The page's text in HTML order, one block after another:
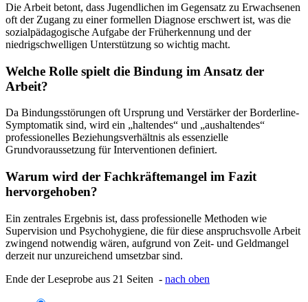
Die Arbeit betont, dass Jugendlichen im Gegensatz zu Erwachsenen
oft der Zugang zu einer formellen Diagnose erschwert ist, was die
sozialpädagogische Aufgabe der Früherkennung und der
niedrigschwelligen Unterstützung so wichtig macht.
Welche Rolle spielt die Bindung im Ansatz der
Arbeit?
Da Bindungsstörungen oft Ursprung und Verstärker der Borderline-
Symptomatik sind, wird ein „haltendes“ und „aushaltendes“
professionelles Beziehungsverhältnis als essenzielle
Grundvoraussetzung für Interventionen definiert.
Warum wird der Fachkräftemangel im Fazit
hervorgehoben?
Ein zentrales Ergebnis ist, dass professionelle Methoden wie
Supervision und Psychohygiene, die für diese anspruchsvolle Arbeit
zwingend notwendig wären, aufgrund von Zeit- und Geldmangel
derzeit nur unzureichend umsetzbar sind.
Ende der Leseprobe aus 21 Seiten - nach oben